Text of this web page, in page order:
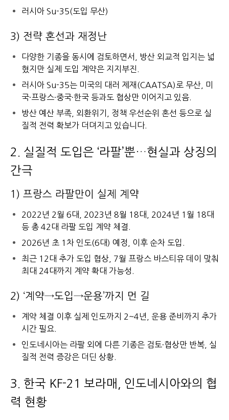
러시아 Su-35(도입 무산)
3) 전략 혼선과 재정난
다양한 기종을 동시에 검토하면서, 방산 외교적 입지는 넓
혔지만 실제 도입 계약은 지지부진.
러시아 Su-35는 미국의 대러 제재(CAATSA)로 무산, 미
국·프랑스·중국·한국 등과도 협상만 이어지고 있음.
방산 예산 부족, 외환위기, 정책 우선순위 혼선 등으로 실
질적 전력 확보가 더뎌지고 있습니다.
2. 실질적 도입은 ‘라팔’뿐…현실과 상징의
간극
1) 프랑스 라팔만이 실제 계약
2022년 2월 6대, 2023년 8월 18대, 2024년 1월 18대
등 총 42대 라팔 도입 계약 체결.
2026년 초 1차 인도(6대) 예정, 이후 순차 도입.
최근 12대 추가 도입 협상, 7월 프랑스 바스티유 데이 맞춰
최대 24대까지 계약 확대 가능성.
2) ‘계약→도입→운용’까지 먼 길
계약 체결 이후 실제 인도까지 2~4년, 운용 준비까지 추가
시간 필요.
인도네시아는 라팔 외에 다른 기종은 검토·협상만 반복, 실
질적 전력 증강은 더딘 상황.
3. 한국 KF-21 보라매, 인도네시아와의 협
력 현황